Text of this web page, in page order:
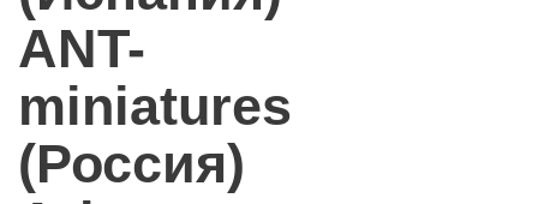
ANT-
miniatures
(Россия)